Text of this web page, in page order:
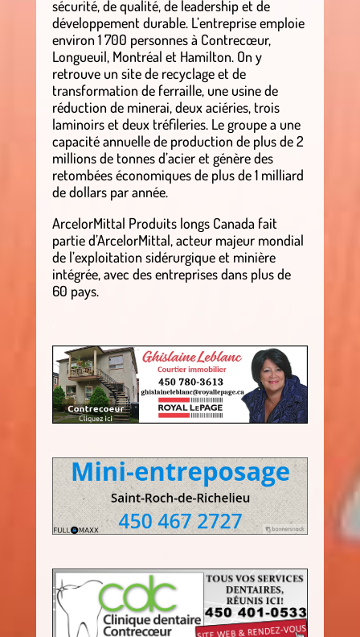
sécurité, de qualité, de leadership et de
développement durable. L’entreprise emploie
environ 1 700 personnes à Contrecœur,
Longueuil, Montréal et Hamilton. On y
retrouve un site de recyclage et de
transformation de ferraille, une usine de
réduction de minerai, deux aciéries, trois
laminoirs et deux tréfileries. Le groupe a une
capacité annuelle de production de plus de 2
millions de tonnes d’acier et génère des
retombées économiques de plus de 1 milliard
de dollars par année.
ArcelorMittal Produits longs Canada fait
partie d’ArcelorMittal, acteur majeur mondial
de l’exploitation sidérurgique et minière
intégrée, avec des entreprises dans plus de
60 pays.